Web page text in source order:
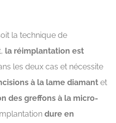
la technique de
la réimplantation est
les deux cas et nécessite
à la lame diamant et
des greffons à la micro-
dure en